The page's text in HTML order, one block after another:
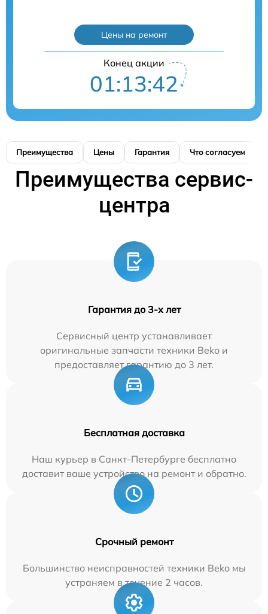
Цены на ремонт
Конец акции
01:13:41
Преимущества Цены Гарантия Что согласуем
Преимущества сервис-
центра
Гарантия до 3-х лет
Сервисный центр устанавливает
оригинальные запчасти техники Beko и
предоставляет гарантию до 3 лет.
Бесплатная доставка
Наш курьер в Санкт-Петербурге бесплатно
доставит ваше устройство на ремонт и обратно.
Срочный ремонт
Большинство неисправностей техники Beko мы
устраняем в течение 2 часов.